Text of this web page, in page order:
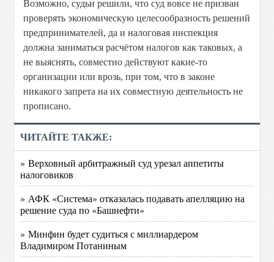
Возможно, судьи решили, что суд вовсе не призван
проверять экономическую целесообразность решений
предпринимателей, да и налоговая инспекция
должна заниматься расчётом налогов как таковых, а
не выяснять, совместно действуют какие-то
организации или врозь, при том, что в законе
никакого запрета на их совместную деятельность не
прописано.
ЧИТАЙТЕ ТАКЖЕ:
» Верховный арбитражный суд урезал аппетиты
налоговиков
» АФК «Система» отказалась подавать апелляцию на
решение суда по «Башнефти»
» Минфин будет судиться с миллиардером
Владимиром Потаниным